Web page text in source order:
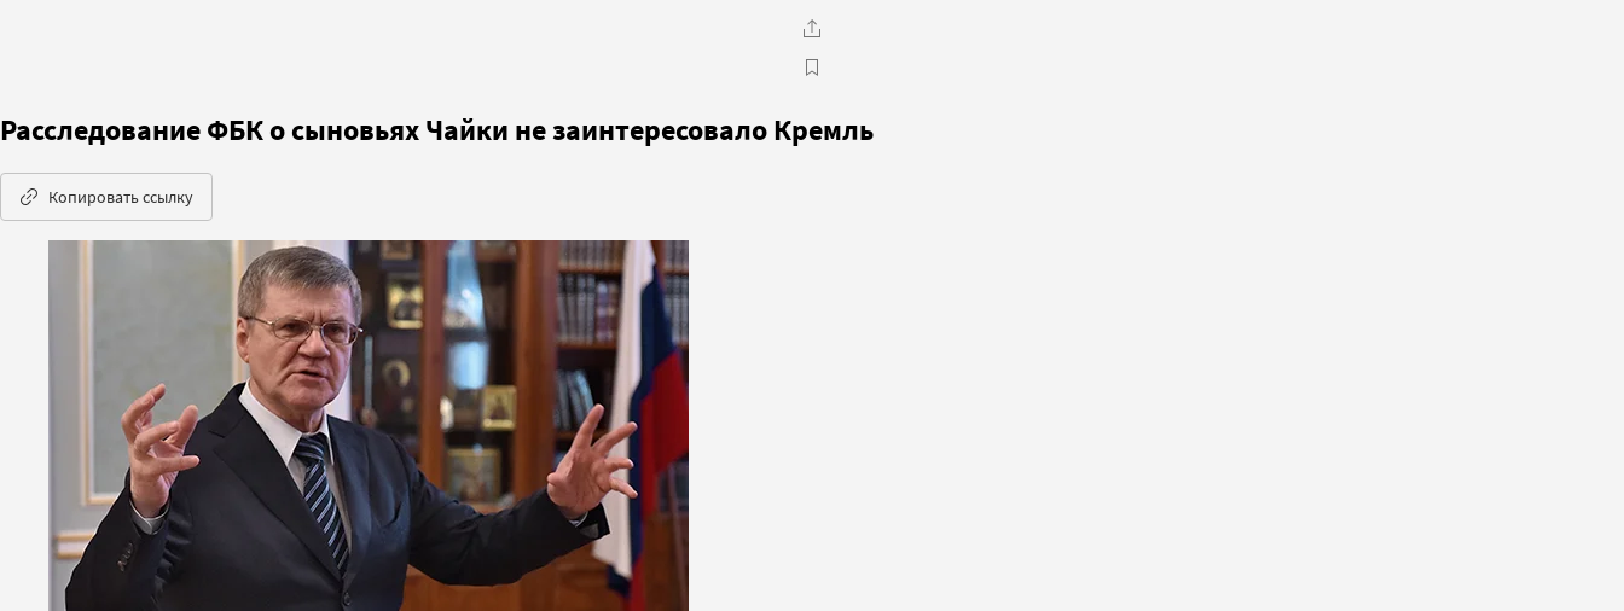
Расследование ФБК о сыновьях Чайки не заинтересовало Кремль
Копировать ссылку